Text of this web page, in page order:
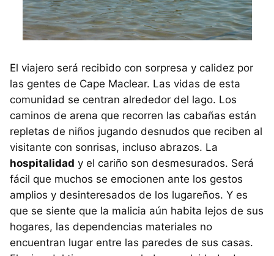
El viajero será recibido con sorpresa y calidez por
las gentes de Cape Maclear. Las vidas de esta
comunidad se centran alrededor del lago. Los
caminos de arena que recorren las cabañas están
repletas de niños jugando desnudos que reciben al
visitante con sonrisas, incluso abrazos. La
hospitalidad y el cariño son desmesurados. Será
fácil que muchos se emocionen ante los gestos
amplios y desinteresados de los lugareños. Y es
que se siente que la malicia aún habita lejos de sus
hogares, las dependencias materiales no
encuentran lugar entre las paredes de sus casas.